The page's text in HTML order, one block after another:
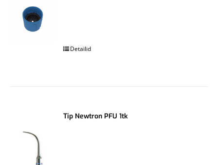
Detailid
Tip Newtron PFU 1tk